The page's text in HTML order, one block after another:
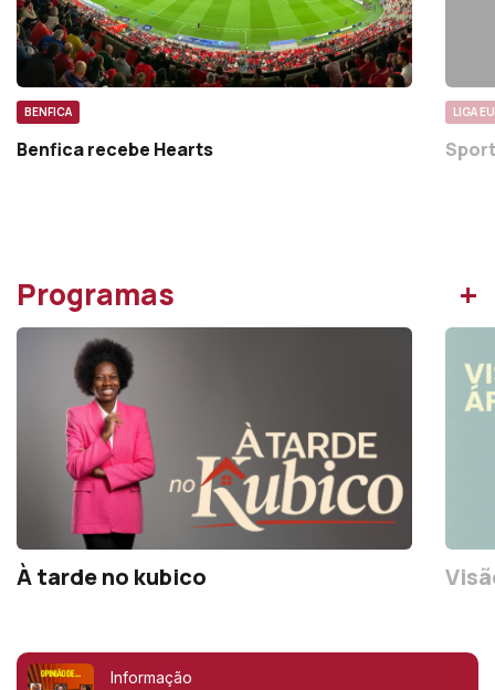
BENFICA
Benfica recebe Hearts
LIGA
Programas +
À tarde no kubico
Informação